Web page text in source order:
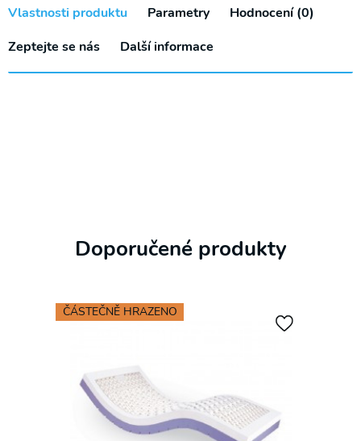
MAT
X1
Vlastnosti produktu Parametry
Hodnocení (0)
Zeptejte se nás
Další informace
Doporučené produkty
ČÁSTEČNĚ HRAZENO